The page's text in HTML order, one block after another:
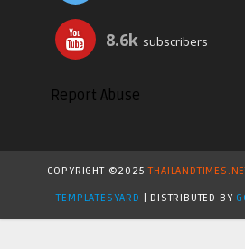
8.6k subscribers
Report Abuse
COPYRIGHT ©2025
TEMPLATESYARD
| DISTRIBUTED BY